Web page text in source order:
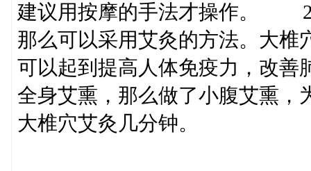
建议用按摩的手法才操作。 2
那么可以采用艾灸的方法。大椎
可以起到提高人体免疫力，改
全身艾熏，那么做了小腹艾熏，
大椎穴艾灸几分钟。